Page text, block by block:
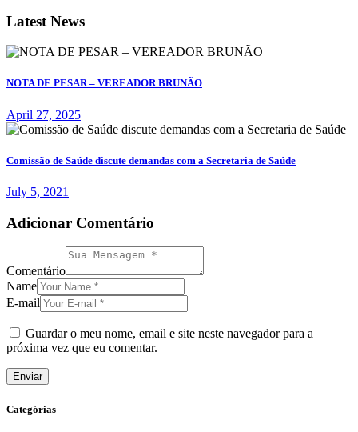
Latest News
NOTA DE PESAR – VEREADOR BRUNÃO
April 27, 2025
Comissão de Saúde discute demandas com a Secretaria de Saúde
July 5, 2021
Adicionar Comentário
Comentário
Name
E-mail
Guardar o meu nome, email e site neste navegador para a
próxima vez que eu comentar.
Categórias